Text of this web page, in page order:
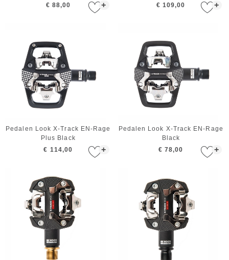
+
€ 88,00 +
€ 109,00
+
Pedalen Look X-Track EN-Rage
Plus Black
€ 114,00
+
Pedalen Look X-Track EN-Rage
Black
€ 78,00